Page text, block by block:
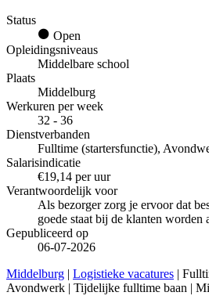
Status
Open
Opleidingsniveaus
Middelbare school
Plaats
Middelburg
Werkuren per week
32 - 36
Dienstverbanden
Fulltime (startersfunctie),
Salarisindicatie
€19,14 per uur
Verantwoordelijk voor
Als bezorger zorg je ervoor dat
goede staat bij de klanten worden
Gepubliceerd op
06-07-2026
Middelburg | Logistieke vacatures |
Avondwerk | Tijdelijke fulltime baan |